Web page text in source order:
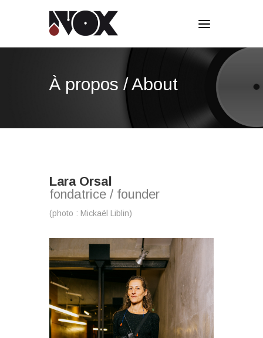
À propos / About
Lara Orsal
fondatrice / founder
(photo : Mickaël Liblin)